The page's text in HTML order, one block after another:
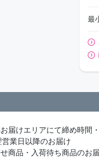
最
届けエリアにて締め時間
業日以降のお届け
商品・入荷待ち商品のお